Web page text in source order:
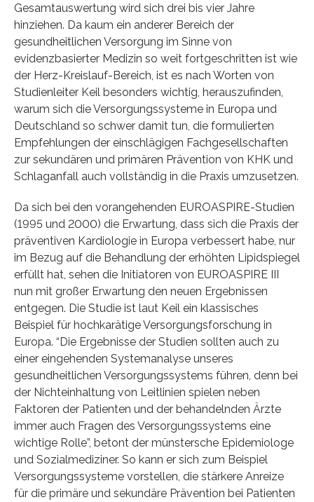
Gesamtauswertung wird sich drei bis vier Jahre
hinziehen. Da kaum ein anderer Bereich der
gesundheitlichen Versorgung im Sinne von
evidenzbasierter Medizin so weit fortgeschritten ist wie
der Herz-Kreislauf-Bereich, ist es nach Worten von
Studienleiter Keil besonders wichtig, herauszufinden,
warum sich die Versorgungssysteme in Europa und
Deutschland so schwer damit tun, die formulierten
Empfehlungen der einschlägigen Fachgesellschaften
zur sekundären und primären Prävention von KHK und
Schlaganfall auch vollständig in die Praxis umzusetzen.
Da sich bei den vorangehenden EUROASPIRE-Studien
(1995 und 2000) die Erwartung, dass sich die Praxis der
präventiven Kardiologie in Europa verbessert habe, nur
im Bezug auf die Behandlung der erhöhten Lipidspiegel
erfüllt hat, sehen die Initiatoren von EUROASPIRE III
nun mit großer Erwartung den neuen Ergebnissen
entgegen. Die Studie ist laut Keil ein klassisches
Beispiel für hochkarätige Versorgungsforschung in
Europa. “Die Ergebnisse der Studien sollten auch zu
einer eingehenden Systemanalyse unseres
gesundheitlichen Versorgungssystems führen, denn bei
der Nichteinhaltung von Leitlinien spielen neben
Faktoren der Patienten und der behandelnden Ärzte
immer auch Fragen des Versorgungssystems eine
wichtige Rolle”, betont der münstersche Epidemiologe
und Sozialmediziner. So kann er sich zum Beispiel
Versorgungssysteme vorstellen, die stärkere Anreize
für die primäre und sekundäre Prävention bei Patienten